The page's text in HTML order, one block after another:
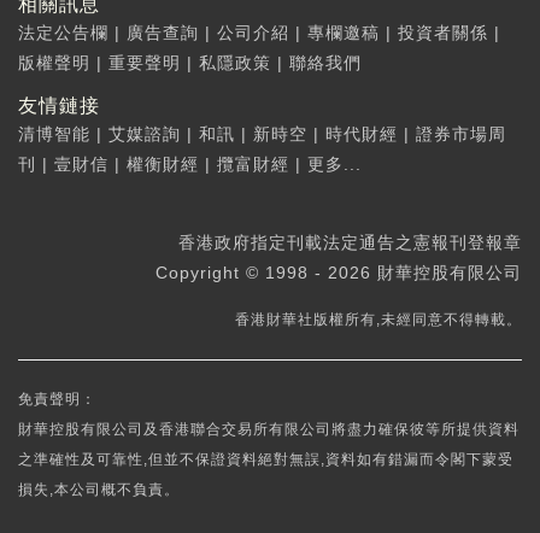
相關訊息
法定公告欄 | 廣告查詢 | 公司介紹 | 專欄邀稿 | 投資者關係 |
版權聲明 | 重要聲明 | 私隱政策 | 聯絡我們
友情鏈接
清博智能 | 艾媒諮詢 | 和訊 | 新時空 | 時代財經 | 證券市場周
刊
| 壹財信 | 權衡財經 | 攬富財經 | 更多...
香港政府指定刊載法定通告之憲報刊登報章
Copyright © 1998 - 2026 財華控股有限公司
香港財華社版權所有,未經同意不得轉載。
免責聲明：
財華控股有限公司及香港聯合交易所有限公司將盡力確保彼等所提供資料
之準確性及可靠性,但並不保證資料絕對無誤,資料如有錯漏而令閣下蒙受
損失,本公司概不負責。